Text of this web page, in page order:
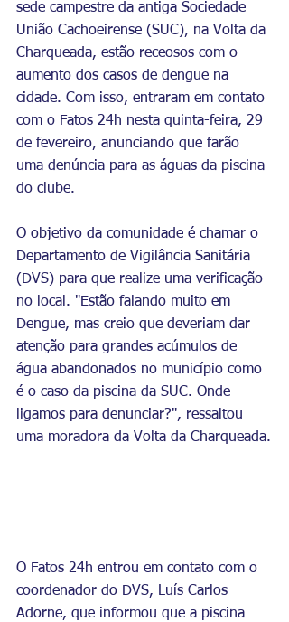
sede campestre da antiga Sociedade
União Cachoeirense (SUC), na Volta da
Charqueada, estão receosos com o
aumento dos casos de dengue na
cidade. Com isso, entraram em contato
com o Fatos 24h nesta quinta-feira, 29
de fevereiro, anunciando que farão
uma denúncia para as águas da piscina
do clube.
O objetivo da comunidade é chamar o
Departamento de Vigilância Sanitária
(DVS) para que realize uma verificação
no local. "Estão falando muito em
Dengue, mas creio que deveriam dar
atenção para grandes acúmulos de
água abandonados no município como
é o caso da piscina da SUC. Onde
ligamos para denunciar?", ressaltou
uma moradora da Volta da Charqueada.
O Fatos 24h entrou em contato com o
coordenador do DVS, Luís Carlos
Adorne, que informou que a piscina